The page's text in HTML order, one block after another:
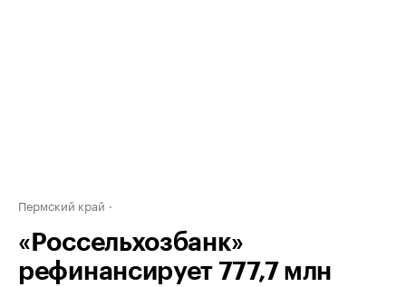
Пермский край
«Россельхозбанк»
рефинансирует 777,7 млн